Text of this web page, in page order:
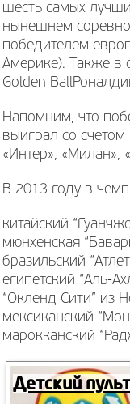
шесть самых
нынешнем
победителем
Америке). Также в
Golden
Напомним, что
выиграл со
«Интер», «Милан»,
В 2013 году в
китайский
мюнхенская
бразильский
египетский “Аль-
“Окленд Сити” из
мексиканский
марокканский
Детский пульт